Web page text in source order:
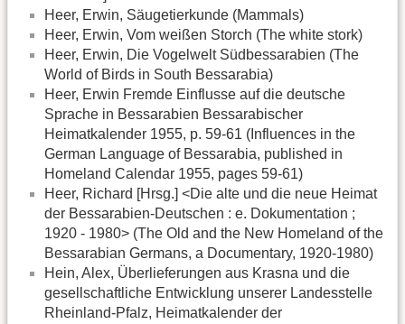
Heer, Erwin, Säugetierkunde (Mammals)
Heer, Erwin, Vom weißen Storch (The white stork)
Heer, Erwin, Die Vogelwelt Südbessarabien (The
World of Birds in South Bessarabia)
Heer, Erwin Fremde Einflusse auf die deutsche
Sprache in Bessarabien Bessarabischer
Heimatkalender 1955, p. 59-61 (Influences in the
German Language of Bessarabia, published in
Homeland Calendar 1955, pages 59-61)
Heer, Richard [Hrsg.] <Die alte und die neue Heimat
der Bessarabien-Deutschen : e. Dokumentation ;
1920 - 1980> (The Old and the New Homeland of the
Bessarabian Germans, a Documentary, 1920-1980)
Hein, Alex, Überlieferungen aus Krasna und die
gesellschaftliche Entwicklung unserer Landesstelle
Rheinland-Pfalz, Heimatkalender der